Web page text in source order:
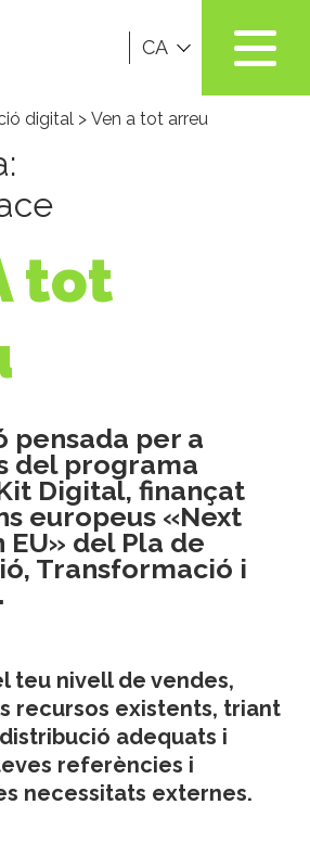
CA
digital > Ven a tot arreu
tot
pensada per a
del programa
Digital, finançat
europeus «Next
del Pla de
Transformació i
teu nivell de vendes,
recursos existents, triant
adequats i
referències i
necessitats externes.